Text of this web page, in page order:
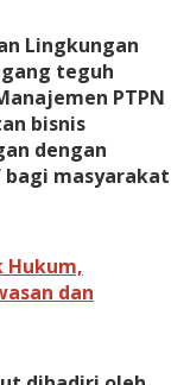
Lingkungan
teguh
PTPN
bisnis
dengan
masyarakat
Hukum,
dan